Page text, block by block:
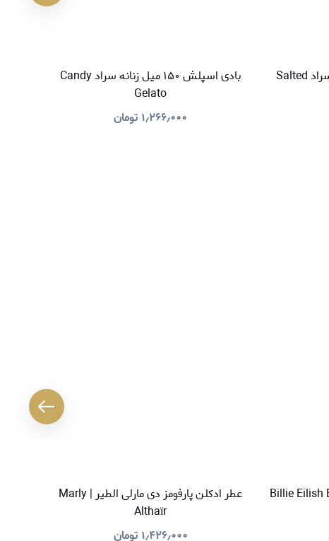
بادی اسپلش ۱۵۰ میل زنانه سراد Salted
بادی اسپلش ۱۵۰ میل زنانه سراد Candy
Gelato
۱٫۲۶۶٫۰۰۰ تومان
عطر ادکلن پارفومز دی مارلی الطیر | Marly
Althaïr
۱٫۴۲۶٫۰۰۰ تومان